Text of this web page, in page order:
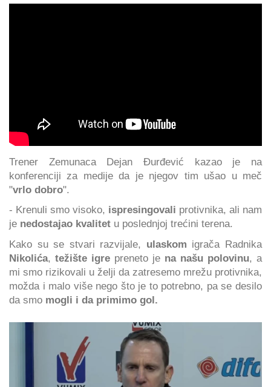
Trener Zemunaca Dejan Đurđević kazao je na
konferenciji za medije da je njegov tim ušao u meč
"vrlo dobro".
- Krenuli smo visoko, ispresingovali protivnika, ali nam
je nedostajao kvalitet u poslednjoj trećini terena.
Kako su se stvari razvijale, ulaskom igrača Radnika
Nikolića, težište igre preneto je na našu polovinu, a
mi smo rizikovali u želji da zatresemo mrežu protivnika,
možda i malo više nego što je to potrebno, pa se desilo
da smo mogli i da primimo gol.